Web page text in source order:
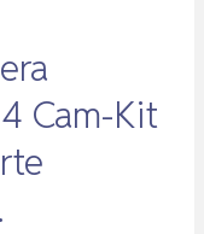
Cam-Kit